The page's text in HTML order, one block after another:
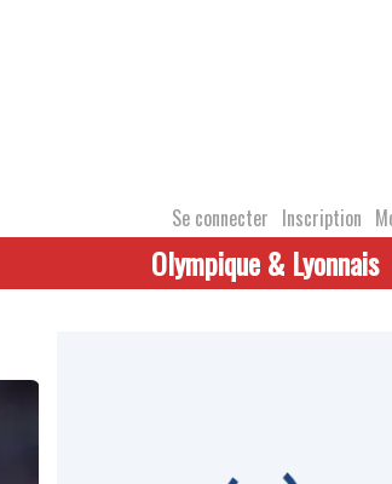
Se connecter Inscription
Olympique & Lyonnais